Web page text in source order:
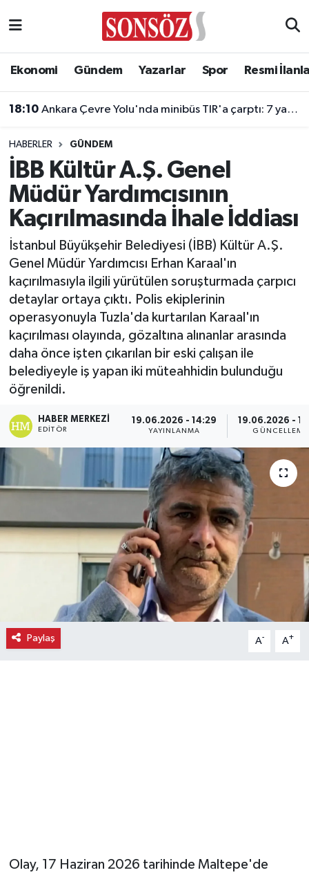
Ekonomi Gündem Yazarlar Spor Resmi
18:10 Ankara Çevre Yolu'nda minibüs TIR'a çarptı: 7 yaralı
HABERLER GÜNDEM
İBB Kültür A.Ş. Genel
Müdür Yardımcısının
Kaçırılmasında İhale İddiası
İstanbul Büyükşehir Belediyesi (İBB) Kültür A.Ş.
Genel Müdür Yardımcısı Erhan Karaal'ın
kaçırılmasıyla ilgili yürütülen soruşturmada çarpıcı
detaylar ortaya çıktı. Polis ekiplerinin
operasyonuyla Tuzla'da kurtarılan Karaal'ın
kaçırılması olayında, gözaltına alınanlar arasında
daha önce işten çıkarılan bir eski çalışan ile
belediyeyle iş yapan iki müteahhidin bulunduğu
öğrenildi.
HABER MERKEZI
EDITÖR
19.06.2026 - 14:29
YAYINLANMA
19.06.2026 -
GÜNCELLEME
Paylaş A- A+
Olay, 17 Haziran 2026 tarihinde Maltepe'de
Asayiş
Biyografi
Çevre
Diğer
Dünya
Eğitim
Ekonomi
Eleman
Kültür & Sanat
Magazin
Sonsöz Özel
Ankara Nöbetçi Eczaneler
Ankara Trafik Yoğunluk Haritası
Süper Lig Puan Durumu ve Fikstür
Tüm Manşetler
Son Dakika Haberleri
Haber Arşivi